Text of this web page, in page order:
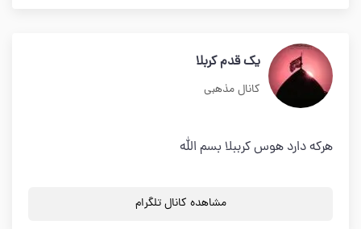
یک قدم کربلا
کانال مذهبی
هرکه دارد هوس کرببلا بسم الله
مشاهده کانال تلگرام